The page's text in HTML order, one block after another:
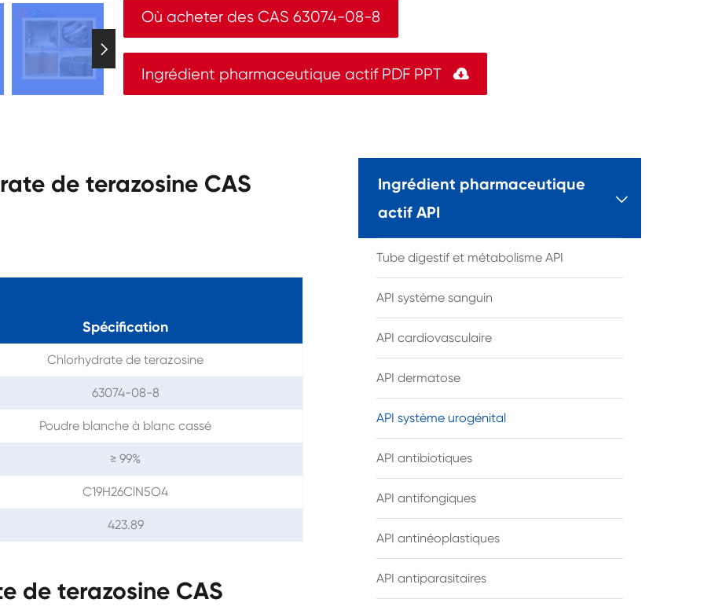

Où acheter des CAS 63074-08-8
Ingrédient pharmaceutique actif PDF PPT 
de terazosine CAS
Spécification
Chlorhydrate de terazosine
63074-08-8
Poudre blanche à blanc cassé
≥ 99%
C19H26ClN5O4
423.89
de terazosine CAS
Ingrédient pharmaceutique
actif API

Tube digestif et métabolisme API
API système sanguin
API cardiovasculaire
API dermatose
API système urogénital
API antibiotiques
API antifongiques
API antinéoplastiques
API antiparasitaires